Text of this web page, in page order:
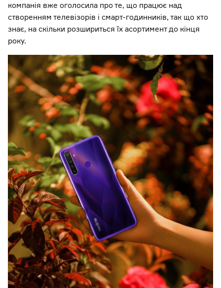
компанія вже оголосила про те, що працює над
створенням телевізорів і смарт-годинників, так що хто
знає, на скільки розшириться їх асортимент до кінця
року.